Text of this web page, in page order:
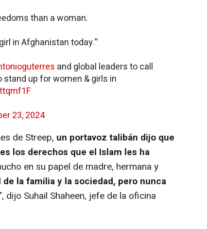
than a woman.
in Afghanistan today.”
and global leaders to call
up for women & girls in
23, 2024
de Streep, un portavoz talibán dijo que
los derechos que el Islam les ha
en su papel de madre, hermana y
la familia y la sociedad, pero nunca
", dijo Suhail Shaheen, jefe de la oficina